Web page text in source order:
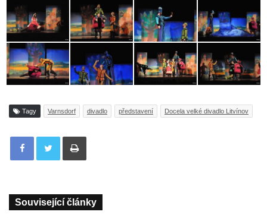
Tagy Varnsdorf divadlo představení Docela velké divadlo Litvínov
Tisknout
Související články